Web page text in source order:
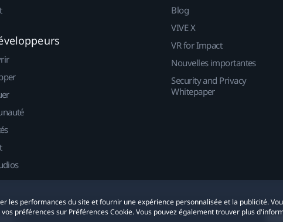
les performances du site et fournir une expérience personnalisée et la publicité.
préférences sur Préférences Cookie. Vous pouvez également trouver plus
Blog
VIVE X
VR for Impact
Nouvelles importantes
Security and Privacy
Whitepaper